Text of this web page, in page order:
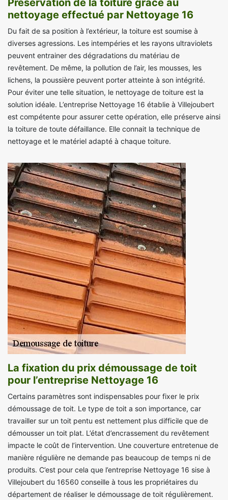
Préservation de la toiture grâce au
nettoyage effectué par Nettoyage 16
Du fait de sa position à l’extérieur, la toiture est soumise à
diverses agressions. Les intempéries et les rayons ultraviolets
peuvent entrainer des dégradations du matériau de
revêtement. De même, la pollution de l’air, les mousses, les
lichens, la poussière peuvent porter atteinte à son intégrité.
Pour éviter une telle situation, le nettoyage de toiture est la
solution idéale. L’entreprise Nettoyage 16 établie à Villejoubert
est compétente pour assurer cette opération, elle préserve ainsi
la toiture de toute défaillance. Elle connait la technique de
nettoyage et le matériel adapté à chaque toiture.
La fixation du prix démoussage de toit
pour l’entreprise Nettoyage 16
Certains paramètres sont indispensables pour fixer le prix
démoussage de toit. Le type de toit a son importance, car
travailler sur un toit pentu est nettement plus difficile que de
démousser un toit plat. L’état d’encrassement du revêtement
impacte le coût de l’intervention. Une couverture entretenue de
manière régulière ne demande pas beaucoup de temps ni de
produits. C’est pour cela que l’entreprise Nettoyage 16 sise à
Villejoubert du 16560 conseille à tous les propriétaires du
département de réaliser le démoussage de toit régulièrement.